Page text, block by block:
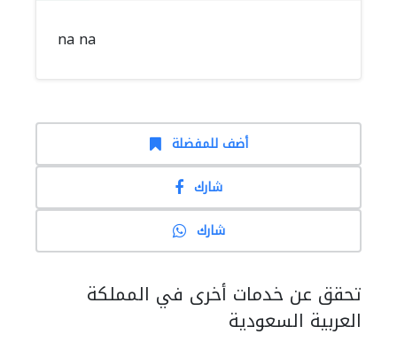
na na
أضف للمفضلة
شارك
شارك
تحقق عن خدمات أخرى في المملكة
العربية السعودية